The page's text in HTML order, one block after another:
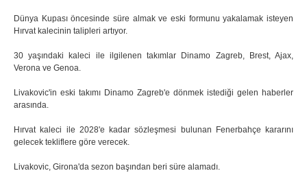
Dünya Kupası öncesinde süre almak ve eski formunu yakalamak isteyen
Hırvat kalecinin talipleri artıyor.
30 yaşındaki kaleci ile ilgilenen takımlar Dinamo Zagreb, Brest, Ajax,
Verona ve Genoa.
Livakovic'in eski takımı Dinamo Zagreb'e dönmek istediği gelen haberler
arasında.
Hırvat kaleci ile 2028'e kadar sözleşmesi bulunan Fenerbahçe kararını
gelecek tekliflere göre verecek.
Livakovic, Girona'da sezon başından beri süre alamadı.